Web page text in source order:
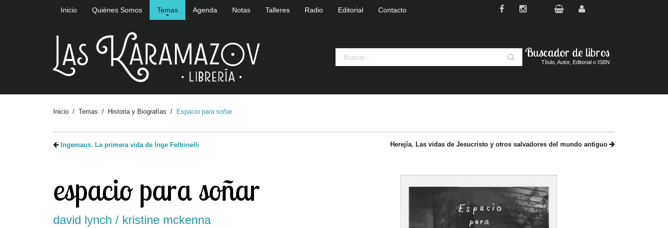
Inicio Quiénes Somos Temas Agenda Notas Talleres Radio Editorial Contacto
Buscador de libros
Título, Autor, Editorial o ISBN
Inicio Temas Historia y Biografías Espacio para soñar
Ingemaus. La primera vida de Inge Feltrinelli Herejía. Las vidas de Jesucristo y otros salvadores del mundo antiguo
espacio para soñar
david lynch / kristine mckenna